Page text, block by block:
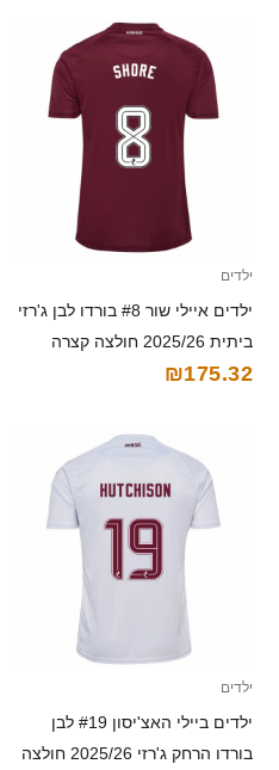
ילדים
ילדים איילי שור #8 בורדו לבן ג'רזי
ביתית 2025/26 חולצה קצרה
₪175.32
ילדים
ילדים ביילי האצ'יסון #19 לבן
בורדו הרחק ג'רזי 2025/26 חולצה